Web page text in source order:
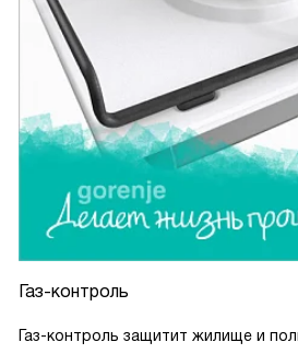
Газ-контроль
Газ-контроль защитит жилище и